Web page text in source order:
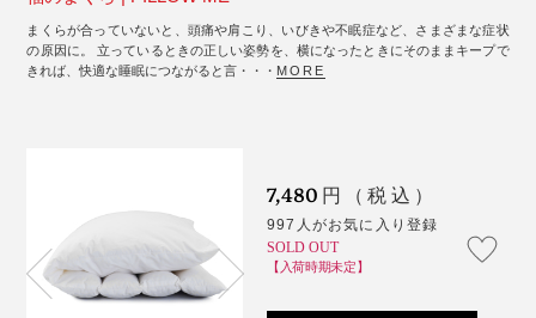
まくらが合っていないと、頭痛や肩こり、いびきや不眠症など、さまざまな症状
の原因に。 立っているときの正しい姿勢を、横になったときにそのままキープで
きれば、快適な睡眠につながると言・・・ MORE
7,480 円（税込）
997人がお気に入り登録
SOLD OUT
【入荷時期未定】